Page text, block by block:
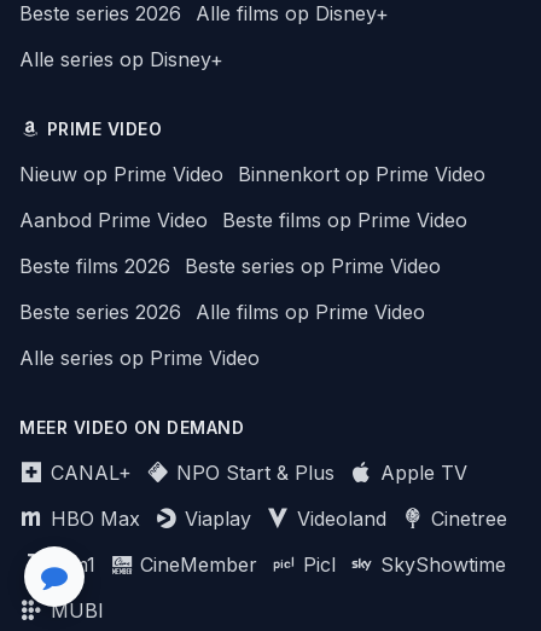
Beste series 2026
Alle films op Disney+
Alle series op Disney+
PRIME VIDEO
Nieuw op Prime Video
Binnenkort op Prime Video
Aanbod Prime Video
Beste films op Prime Video
Beste films 2026
Beste series op Prime Video
Beste series 2026
Alle films op Prime Video
Alle series op Prime Video
MEER VIDEO ON DEMAND
CANAL+ NPO Start & Plus
Apple TV
HBO Max
Viaplay Videoland
Cinetree
Film1
CineMember Picl
SkyShowtime
MUBI